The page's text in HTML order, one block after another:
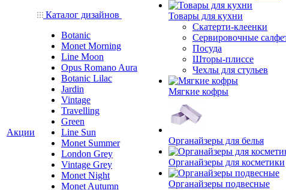
Акции
Каталог дизайнов
Botanic
Monet Morning
Line Moon
Opus Romano Aura
Botanic Lilac
Jardin
Vintage
Travelling
Green
Line Sun
Monet Summer
London Grey
Vintage Grey
Monet Night
Monet Autumn
Товары для кухни
Скатерти-клеенки
Сервировочные
Посуда
Шторы-плиссе
Чехлы для стульев
Мягкие кофры
Органайзеры для белья
Органайзеры для косметики
Органайзеры подвесные